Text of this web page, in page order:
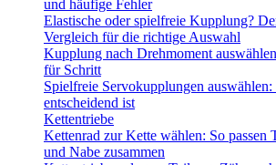
und häufige Fehler
Elastische oder spielfreie Kupplung?
Vergleich für die richtige Auswahl
Kupplung nach Drehmoment
für Schritt
Spielfreie Servokupplungen auswählen:
entscheidend ist
Kettentriebe
Kettenrad zur Kette wählen: So passen
und Nabe zusammen